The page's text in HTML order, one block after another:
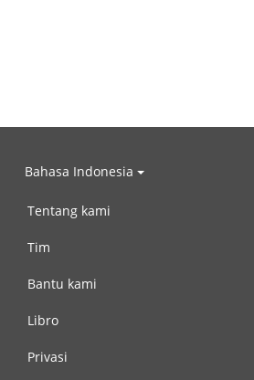
Bahasa Indonesia
Tentang kami
Tim
Bantu kami
Libro
Privasi